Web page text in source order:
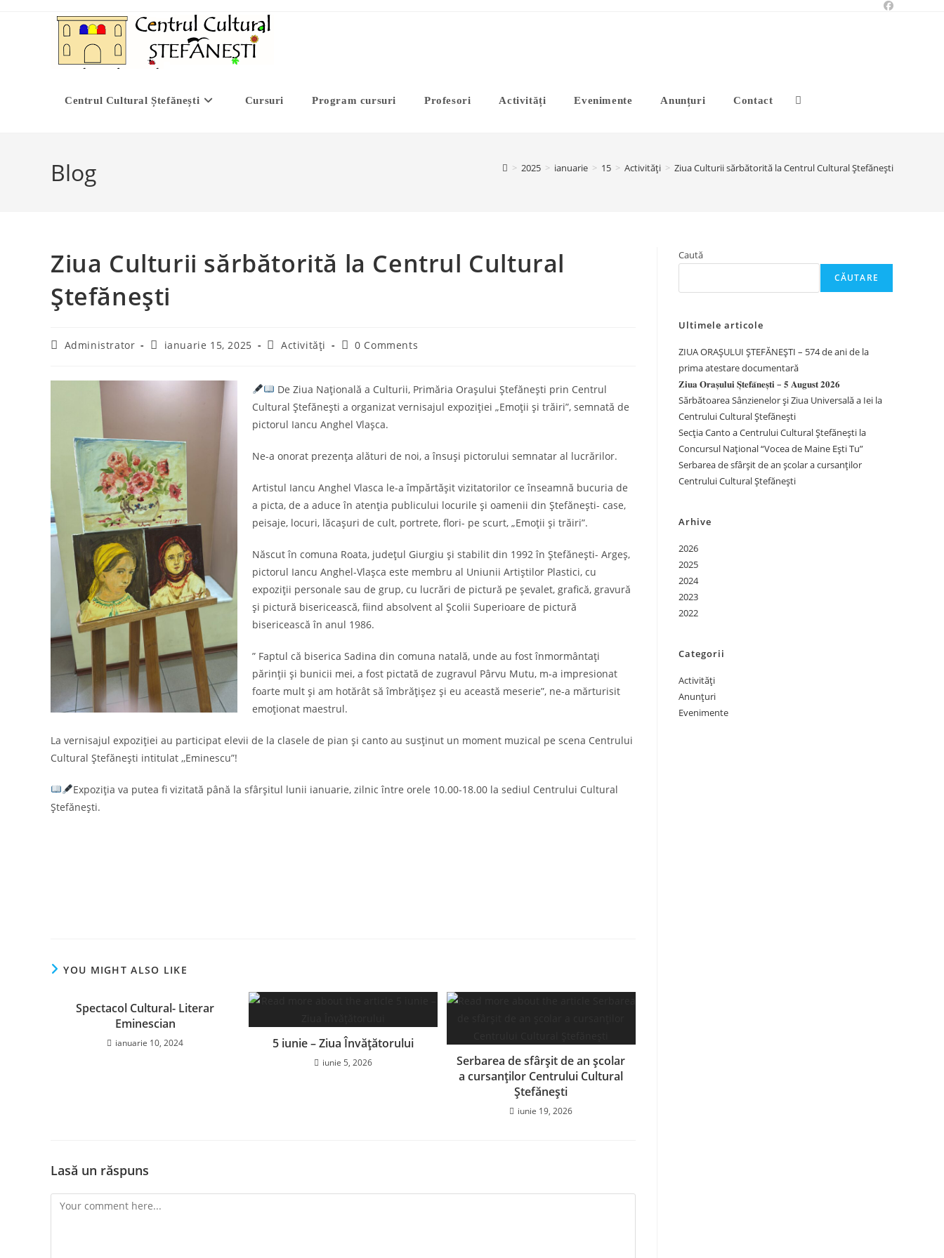
Centrul Cultural Ștefănești Cursuri Program cursuri Profesori Activități Evenimente Anunțuri Contact Toggle
Blog > 2025 > ianuarie > 15 > Activități > Ziua Culturii sărbătorită la Centrul Cultural Ștefănești
Ziua Culturii sărbătorită la Centrul Cultural
Ștefănești
PostAdministrator
Postianuarie 15, 2025
PostActivități
Post0 Comments
De Ziua Națională a Culturii, Primăria Orașului Ștefănești prin Centrul
Cultural Ștefănești a organizat vernisajul expoziției „Emoții și trăiri”, semnată de
pictorul Iancu Anghel Vlașca.
Ne-a onorat prezența alături de noi, a însuși pictorului semnatar al lucrărilor.
Artistul Iancu Anghel Vlasca le-a împărtășit vizitatorilor ce înseamnă bucuria de
a picta, de a aduce în atenția publicului locurile și oamenii din Ștefănești- case,
peisaje, locuri, lăcașuri de cult, portrete, flori- pe scurt, „Emoții și trăiri”.
Născut în comuna Roata, județul Giurgiu și stabilit din 1992 în Ștefănești- Argeș,
pictorul Iancu Anghel-Vlașca este membru al Uniunii Artiștilor Plastici, cu
expoziții personale sau de grup, cu lucrări de pictură pe șevalet, grafică, gravură
și pictură bisericească, fiind absolvent al Școlii Superioare de pictură
bisericească în anul 1986.
” Faptul că biserica Sadina din comuna natală, unde au fost înmormântați
părinții și bunicii mei, a fost pictată de zugravul Pârvu Mutu, m-a impresionat
foarte mult și am hotărât să îmbrățișez și eu această meserie”, ne-a mărturisit
emoționat maestrul.
La vernisajul expoziției au participat elevii de la clasele de pian și canto au susținut un moment muzical pe scena Centrului
Cultural Ștefănești intitulat ,,Eminescu”!
Expoziția va putea fi vizitată până la sfârșitul lunii ianuarie, zilnic între orele 10.00-18.00 la sediul Centrului Cultural
Ștefănești.
YOU MIGHT ALSO LIKE
Spectacol Cultural- Literar
Eminescian
ianuarie 10, 2024 5 iunie – Ziua Învățătorului
iunie 5, 2026
Serbarea de sfârșit de an școlar
a cursanților Centrului Cultural
Ștefănești
iunie 19, 2026
Lasă un răspuns
Comment
Caută
CĂUTARE
Ultimele articole
ZIUA ORAȘULUI ȘTEFĂNEȘTI – 574 de ani de la
prima atestare documentară
𝐙𝐢𝐮𝐚 𝐎𝐫𝐚𝐬̦𝐮𝐥𝐮𝐢 𝐒̦𝐭𝐞𝐟𝐚̆𝐧𝐞𝐬̦𝐭𝐢 – 𝟓 𝐀𝐮𝐠𝐮𝐬𝐭 𝟐𝟎𝟐𝟔
Sărbătoarea Sânzienelor și Ziua Universală a Iei la
Centrului Cultural Ștefănești
Secția Canto a Centrului Cultural Ștefănești la
Concursul Național “Vocea de Maine Ești Tu”
Serbarea de sfârșit de an școlar a cursanților
Centrului Cultural Ștefănești
Arhive
2026
2025
2024
2023
2022
Categorii
Activități
Anunțuri
Evenimente